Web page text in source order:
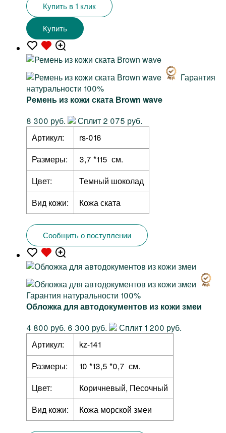
Купить в 1 клик
Купить
Гарантия
натуральности 100%
Ремень из кожи ската Вrown wave
8 300 руб.
Сплит 2 075 руб.
Артикул:
rs-016
Размеры:
3,7 *115 см.
Цвет:
Темный шоколад
Вид кожи:
Кожа ската
Сообщить о поступлении
Гарантия натуральности 100%
Обложка для автодокументов из кожи змеи
4 800 руб. 6 300 руб.
Сплит 1 200 руб.
Артикул:
kz-141
Размеры:
10 *13,5 *0,7 см.
Цвет:
Коричневый, Песочный
Вид кожи:
Кожа морской змеи